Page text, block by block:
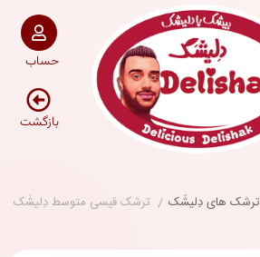
حساب
بازگشت
ترشک های دِلیشَک / ترشک قیسی متوسط دِلیشَک